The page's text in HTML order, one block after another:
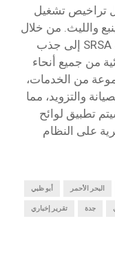
تراخيص تشغيل
والليث. من خلال
توفير مرافق المرسى الحديثة ، تهدف SRSA إلى جذب
من جميع أنحاء
من الخدمات،
والتزويد، مما
تطبيق لوائح
على النظام
أبو ظبي البحر الأحمر
تقرير إخباري جدة